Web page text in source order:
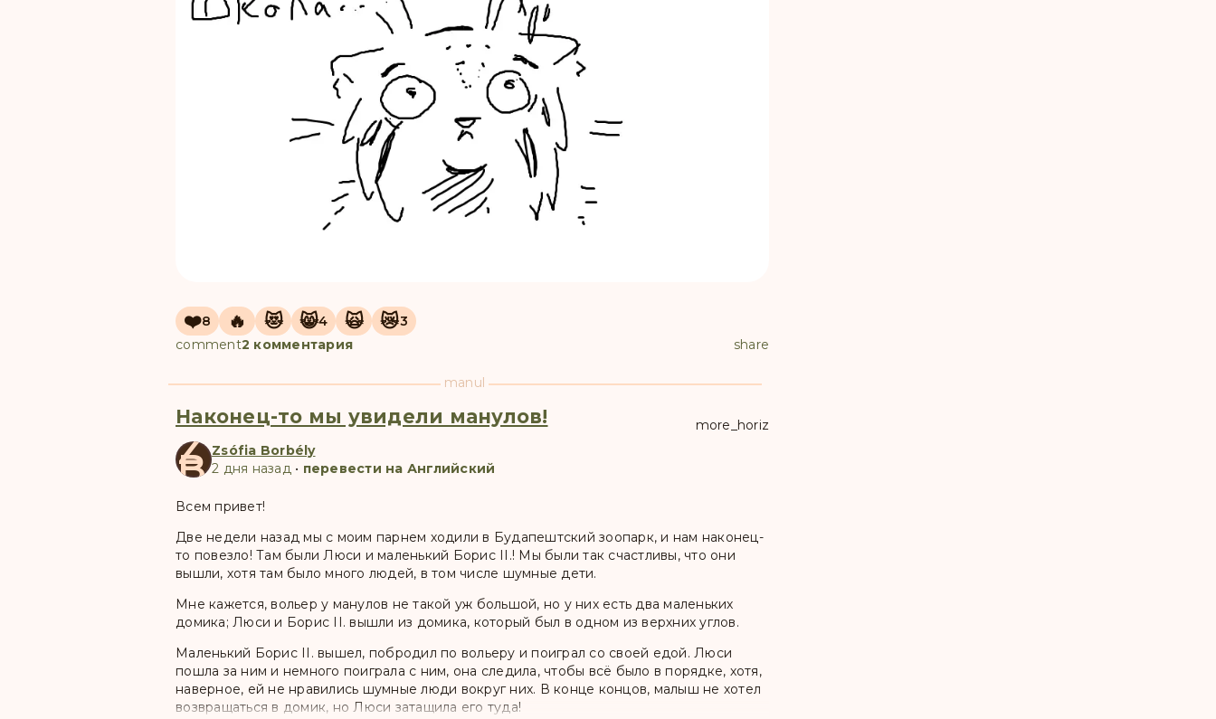
❤️8 🔥 😻 😸4 🙀 😿3
comment2 комментария share
manul
Наконец-то мы увидели манулов! more_horiz
Z
B Zsófia Borbély
2 дня назад• перевести на Английский
Всем привет!
Две недели назад мы с моим парнем ходили в Будапештский зоопарк, и нам наконец-
то повезло! Там были Люси и маленький Борис II.! Мы были так счастливы, что они
вышли, хотя там было много людей, в том числе шумные дети.
Мне кажется, вольер у манулов не такой уж большой, но у них есть два маленьких
домика; Люси и Борис II. вышли из домика, который был в одном из верхних углов.
Маленький Борис II. вышел, побродил по вольеру и поиграл со своей едой. Люси
пошла за ним и немного поиграла с ним, она следила, чтобы всё было в порядке, хотя,
наверное, ей не нравились шумные люди вокруг них. В конце концов, малыш не хотел
возвращаться в домик, но Люси затащила его туда!